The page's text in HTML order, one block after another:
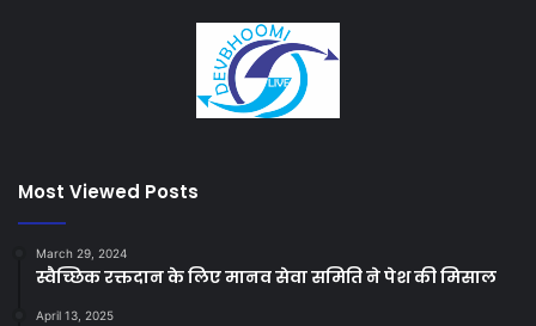
Most Viewed Posts
March 29, 2024
स्वैच्छिक रक्तदान के लिए मानव सेवा समिति ने पेश की मिसाल
April 13, 2025